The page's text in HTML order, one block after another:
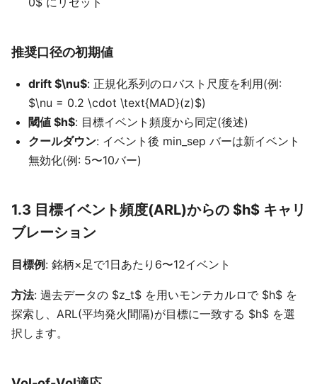
推奨口径の初期値
drift $\nu$: 正規化系列のロバスト尺度を利用(例:
$\nu = 0.2 \cdot \text{MAD}(z)$)
閾値 $h$: 目標イベント頻度から同定(後述)
クールダウン: イベント後 min_sep バーは新イベント
無効化(例: 5〜10バー)
1.3 目標イベント頻度(ARL)からの $h$ キャリ
ブレーション
目標例 : 銘柄×足で1日あたり6〜12イベント
方法: 過去データの $z_t$ を用いモンテカルロで $h$ を
探索し、ARL(平均発火間隔)が目標に一致する $h$ を選
択します。